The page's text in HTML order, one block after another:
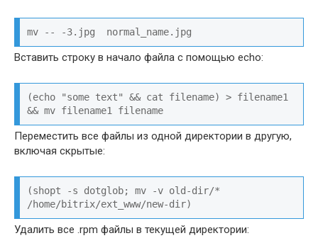
mv -- -3.jpg  normal_name.jpg
Вставить строку в начало файла с помощью echo:
(echo "some text" && cat filename) > filename1
&& mv filename1 filename
Переместить все файлы из одной директории в другую,
включая скрытые:
(shopt -s dotglob; mv -v old-dir/*
/home/bitrix/ext_www/new-dir)
Удалить все .rpm файлы в текущей директории: